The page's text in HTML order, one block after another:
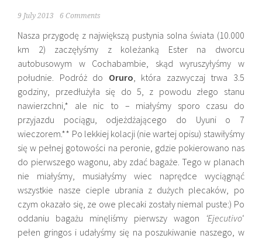
9 July 2013 6 Comments
Nasza przygodę z największą pustynia solna świata (10.000
km 2) zaczęłyśmy z koleżanką Ester na dworcu
autobusowym w Cochabambie, skąd wyruszyłyśmy w
południe. Podróż do Oruro, która zazwyczaj trwa 3.5
godziny, przedłużyła się do 5, z powodu złego stanu
nawierzchni,* ale nic to – miałyśmy sporo czasu do
przyjazdu pociągu, odjeżdżającego do Uyuni o 7
wieczorem.** Po lekkiej kolacji (nie wartej opisu) stawiłyśmy
się w pełnej gotowości na peronie, gdzie pokierowano nas
do pierwszego wagonu, aby zdać bagaże. Tego w planach
nie miałyśmy, musiałyśmy wiec naprędce wyciągnąć
wszystkie nasze cieple ubrania z dużych plecaków, po
czym okazało się, ze owe plecaki zostały niemal puste:) Po
oddaniu bagażu minęliśmy pierwszy wagon
‘Ejecutivo‘
pełen gringos i udałyśmy się na poszukiwanie naszego, w